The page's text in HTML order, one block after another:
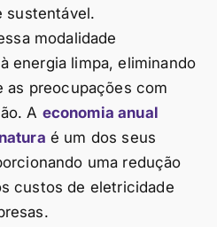
sustentável.
modalidade
energia limpa, eliminando
as preocupações com
A economia anual
é um dos seus
uma redução
custos de eletricidade